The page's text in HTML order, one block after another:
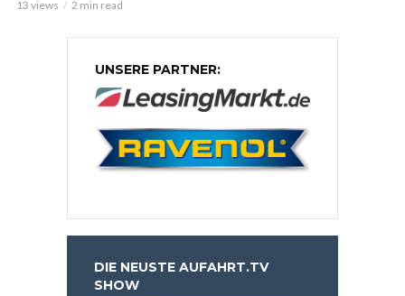
13 views 2 min read
UNSERE PARTNER:
DIE NEUSTE AUFAHRT.TV
SHOW